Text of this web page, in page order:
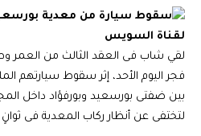
فجر اليوم الأحد، إثر سقوط سيارتهم
بين ضفتى بورسعيد وبورفؤاد داخل
لتختفى عن أنظار ركاب المعدية فى